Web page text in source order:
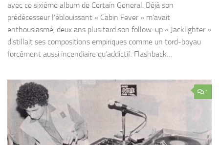
avec ce sixiéme album de Certain General. Déjà son
prédécesseur l’éblouissant « Cabin Fever » m’avait
enthousiasmé, deux ans plus tard son follow-up « Jacklighter »
distillait ses compositions empiriques comme un tord-boyau
forcément aussi incendiaire qu’addictif. Flashback…
1